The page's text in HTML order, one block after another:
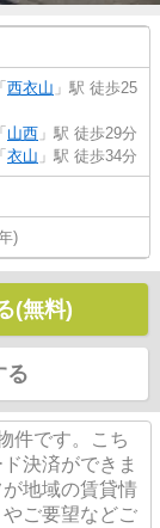
「 西衣山 」駅 徒歩25
「 山西 」駅 徒歩29分
「 衣山 」駅 徒歩34分
)
(無料)
る
件です。こち
決済ができま
地域の賃貸情
ご要望などご